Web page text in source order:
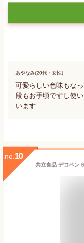
あやなみ(20代・女性)
可愛らしい色味もな
段もお手頃ですし使
います
no. 10